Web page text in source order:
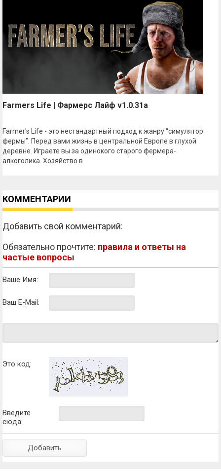
Farmers Life | Фармерс Лайф v1.0.31a
Farmer's Life - это нестандартный подход к жанру “симулятор
фермы”. Перед вами жизнь в центральной Европе в глухой
деревне. Играете вы за одинокого старого фермера-
алкоголика. Хозяйство в
КОММЕНТАРИИ
Добавить свой комментарий:
Обязательно прочтите: правила и ответы на
частые вопросы
Ваше Имя:
Ваш E-Mail:
Это код:
Введите
сюда: